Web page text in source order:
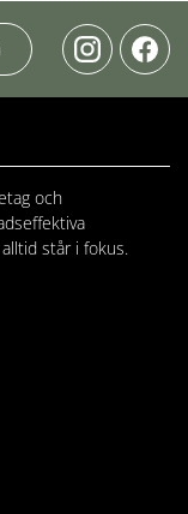
och
står i fokus.